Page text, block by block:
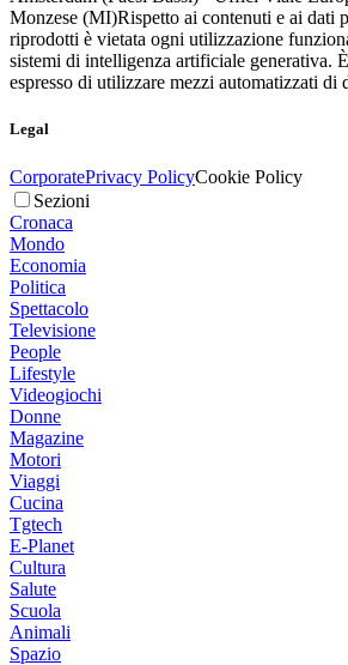
Monzese (MI)Rispetto ai contenuti e ai dati
riprodotti è vietata ogni utilizzazione
sistemi di intelligenza artificiale generativa.
espresso di utilizzare mezzi automatizzati di
Legal
CorporatePrivacy PolicyCookie Policy
Sezioni
Cronaca
Mondo
Economia
Politica
Spettacolo
Televisione
People
Lifestyle
Videogiochi
Donne
Magazine
Motori
Viaggi
Cucina
Tgtech
E-Planet
Cultura
Salute
Scuola
Animali
Spazio